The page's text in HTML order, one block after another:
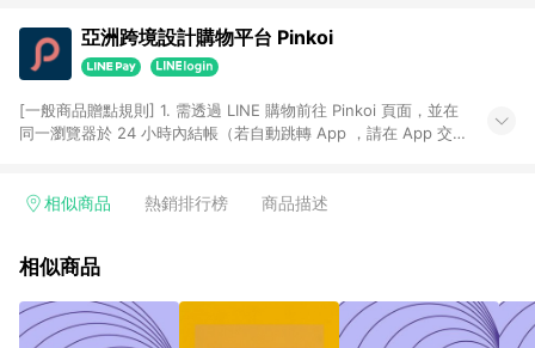
亞洲跨境設計購物平台 Pinkoi
[一般商品贈點規則] 1. 需透過 LINE 購物前往 Pinkoi 頁面，並在
同一瀏覽器於 24 小時內結帳（若自動跳轉 App ，請在 App 交
回饋訂單不得享有 Pinkoi 站方優惠，例如首購優惠，P coins，
行為，不具贈點資格，部分退款不在此限。 6. APP 請更新至
貨後 45 天後發送。 8. 群眾募資商品，禮物卡，開館保證金，補
運費，攤位費等不具贈點資格。 9. LINE 購物站上之商品規格、
相似商品 熱銷排行榜 商品描述
相似商品